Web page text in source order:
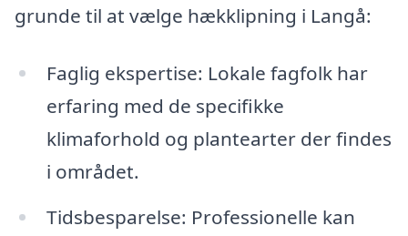
grunde til at vælge hækklipning i Langå:
Faglig ekspertise: Lokale fagfolk har
erfaring med de specifikke
klimaforhold og plantearter der findes
i området.
Tidsbesparelse: Professionelle kan